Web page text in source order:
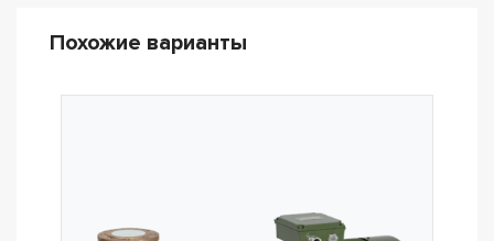
Похожие варианты